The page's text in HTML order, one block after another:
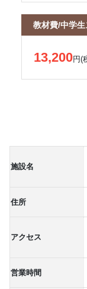
教材費/中学生
13,200円(
施設名
住所
アクセス
営業時間